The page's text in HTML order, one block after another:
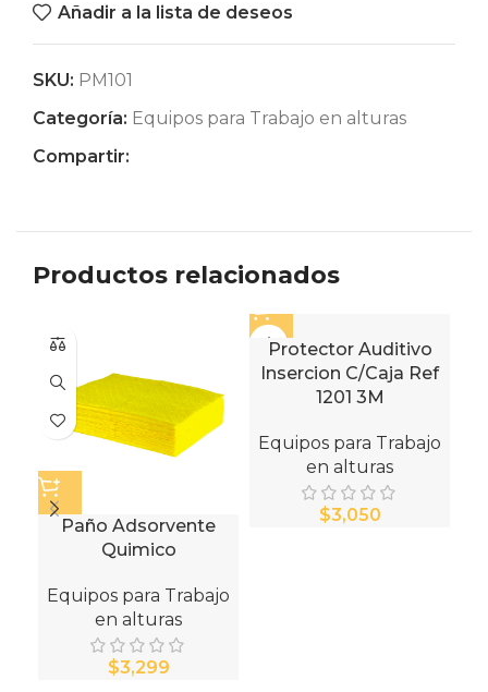
Añadir a la lista de deseos
SKU: PM101
Categoría: Equipos para Trabajo en alturas
Compartir:
Productos relacionados
Paño Adsorvente
Quimico
Equipos para Trabajo
en alturas
$
Protector Auditivo
Insercion C/Caja Ref
1201 3M
Equipos para Trabajo
en alturas
$